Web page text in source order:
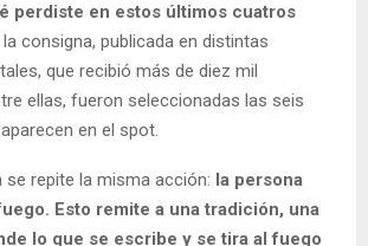
perdiste en estos últimos cuatros
consigna, publicada en distintas
que recibió más de diez mil
ellas, fueron seleccionadas las seis
en el spot.
se repite la misma acción: la persona
Esto remite a una tradición, una
lo que se escribe y se tira al fuego